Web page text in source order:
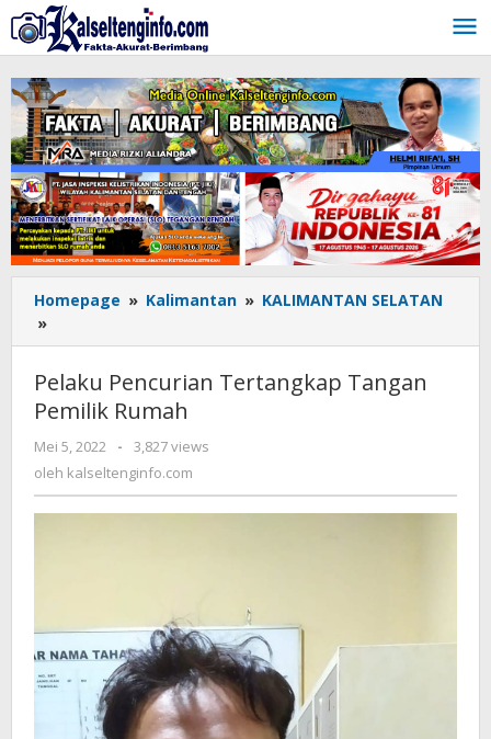
Lewati
ke
konten
Homepage » Kalimantan » KALIMANTAN SELATAN
»
Pencurian
Tertangkap
Tangan
Pemilik
Rumah
Pelaku Pencurian Tertangkap Tangan
Pemilik Rumah
Mei 5, 2022
oleh
kalseltenginfo.com
-
3,827 views
oleh kalseltenginfo.com